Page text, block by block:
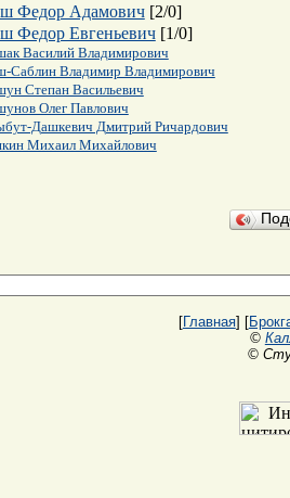
Федор Адамович[2/0]
Федор Евгеньевич[1/0]
Василий Владимирович
Саблин Владимир Владимирович
Степан Васильевич
Олег Павлович
Дашкевич Дмитрий Ричардович
Михаил Михайлович
[Главная] [
©
©